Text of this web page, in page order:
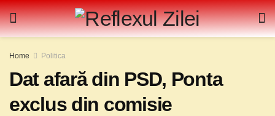
Home Politica
Dat afară din PSD, Ponta
exclus din comisie